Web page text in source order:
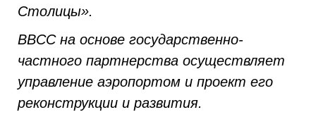
Столицы».
ВВСС на основе государственно-
частного партнерства осуществляет
управление аэропортом и проект его
реконструкции и развития.